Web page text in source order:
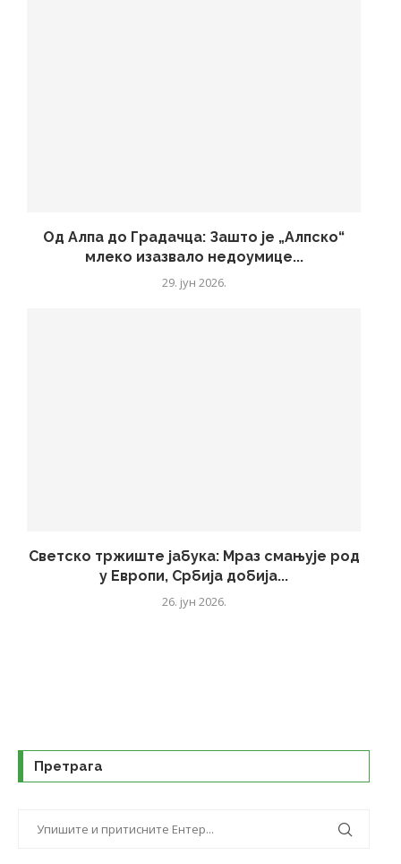
Од Алпа до Градачца: Зашто је „Алпско“
млеко изазвало недоумице...
29. јун 2026.
Светско тржиште јабука: Мраз смањује род
у Европи, Србија добија...
26. јун 2026.
Претрага